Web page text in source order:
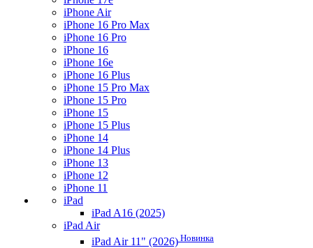
iPhone Air
iPhone 16 Pro Max
iPhone 16 Pro
iPhone 16
iPhone 16e
iPhone 16 Plus
iPhone 15 Pro Max
iPhone 15 Pro
iPhone 15
iPhone 15 Plus
iPhone 14
iPhone 14 Plus
iPhone 13
iPhone 12
iPhone 11
iPad
iPad A16 (2025)
iPad Air
iPad Air 11" (2026) Новинка